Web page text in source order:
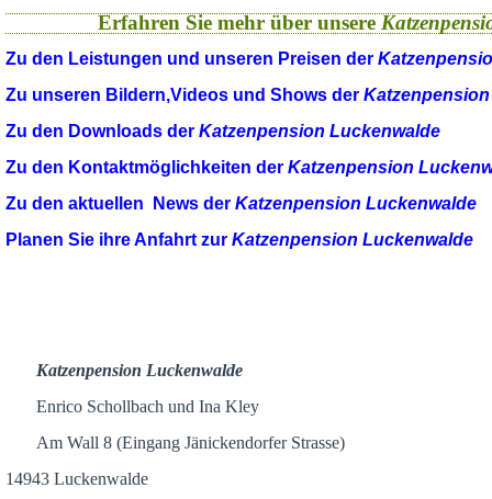
Erfahren Sie mehr über unsere
Zu den Leistungen und unseren Preisen der
Zu unseren Bildern,Videos und Shows der
Zu den Downloads der Katzenpension Luckenwalde
Zu den Kontaktmöglichkeiten der Katzenpension
Zu den aktuellen News der Katzenpension Luckenwalde
Planen Sie ihre Anfahrt zur Katzenpension Luckenwalde
Katzenpension Luckenwalde
Enrico Schollbach und Ina Kley
Am Wall 8 (Eingang Jänickendorfer Strasse)
14943 Luckenwalde